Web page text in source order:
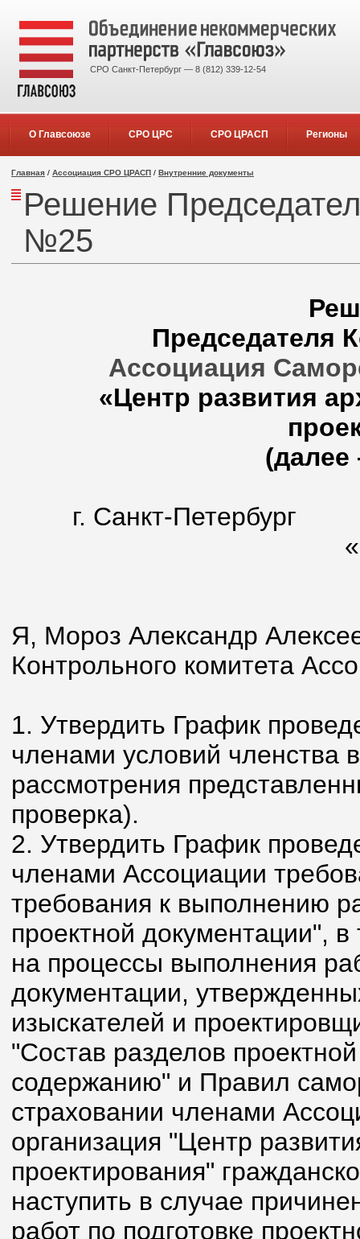
СРО Санкт-Петербург — 8 (812) 339-12-54
О Главсоюзе СРО ЦРС СРО ЦРАСП Регионы
Главная / Ассоциация СРО ЦРАСП / Внутренние документы
Решение
№25
Председателя
Ассоциация
«Центр развития
(далее
г.
«29»
Я, Мороз Александр
Контрольного комитета
1. Утвердить График
членами условий членства
рассмотрения
проверка).
2. Утвердить График
членами Ассоциации
требования к выполнению
проектной документации",
на процессы выполнения
документации,
изыскателей и
"Состав разделов
содержанию" и Правил
страховании членами
организация "Центр
проектирования"
наступить в случае
работ по подготовке